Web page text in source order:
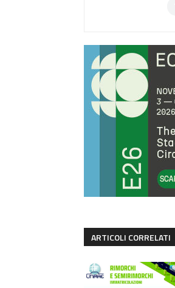
ARTICOLI CORRELATI